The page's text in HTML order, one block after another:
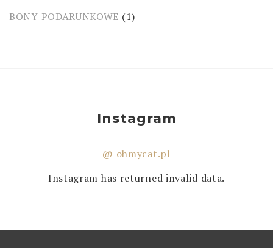
BONY PODARUNKOWE (1)
Instagram
@ ohmycat.pl
Instagram has returned invalid data.